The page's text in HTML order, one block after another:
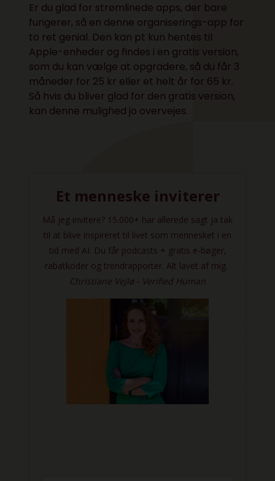
Er du glad for strømlinede apps, der bare
fungerer, så en denne organiserings-app for
to ret genial. Den kan pt kun hentes til
Apple-enheder og findes i en gratis version,
som du kan vælge at opgradere, så du får 3
måneder for 25 kr eller et helt år for 65 kr.
Så hvis du bliver glad for den gratis version,
kan denne mulighed jo overvejes.